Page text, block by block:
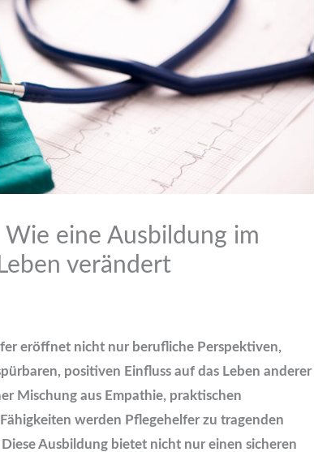
Wie eine Ausbildung im
verändert
eröffnet nicht nur berufliche Perspektiven,
positiven Einfluss auf das Leben anderer
Mischung aus Empathie, praktischen
werden Pflegehelfer zu tragenden
Ausbildung bietet nicht nur einen sicheren